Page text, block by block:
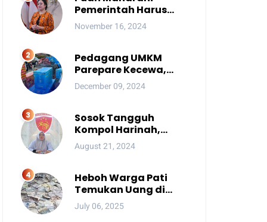
Pemerintah Harus
Berantas Judi Online
Anak
November 16, 2024
Pedagang UMKM
Parepare Kecewa,
Tersingkir karena
Acara Besar
December 09, 2024
Sosok Tangguh
Kompol Harinah,
Anak Petani Kini
Perwira Menengah
August 21, 2024
Heboh Warga Pati
Temukan Uang di
Sungai, Netizen Sebut
Fenomena Aneh
July 06, 2025